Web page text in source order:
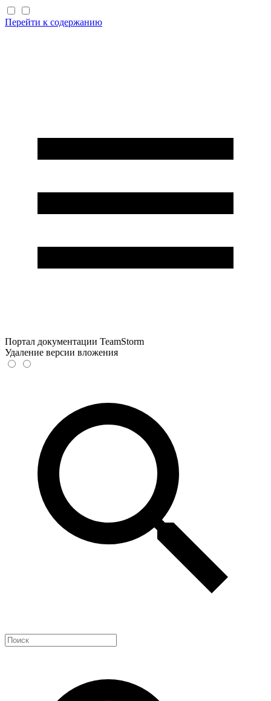
Перейти к содержанию
Портал документации TeamStorm
Удаление версии вложения